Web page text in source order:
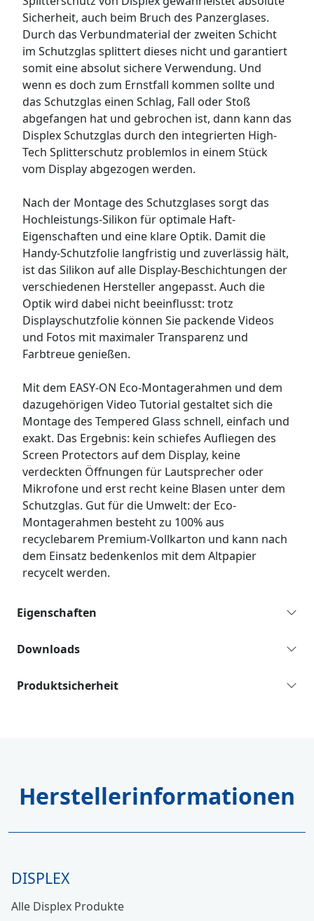
Sicherheit, auch beim Bruch des Panzerglases.
Durch das Verbundmaterial der zweiten Schicht
im Schutzglas splittert dieses nicht und garantiert
somit eine absolut sichere Verwendung. Und
wenn es doch zum Ernstfall kommen sollte und
das Schutzglas einen Schlag, Fall oder Stoß
abgefangen hat und gebrochen ist, dann kann das
Displex Schutzglas durch den integrierten High-
Tech Splitterschutz problemlos in einem Stück
vom Display abgezogen werden.
Nach der Montage des Schutzglases sorgt das
Hochleistungs-Silikon für optimale Haft-
Eigenschaften und eine klare Optik. Damit die
Handy-Schutzfolie langfristig und zuverlässig hält,
ist das Silikon auf alle Display-Beschichtungen der
verschiedenen Hersteller angepasst. Auch die
Optik wird dabei nicht beeinflusst: trotz
Displayschutzfolie können Sie packende Videos
und Fotos mit maximaler Transparenz und
Farbtreue genießen.
Mit dem EASY-ON Eco-Montagerahmen und dem
dazugehörigen Video Tutorial gestaltet sich die
Montage des Tempered Glass schnell, einfach und
exakt. Das Ergebnis: kein schiefes Aufliegen des
Screen Protectors auf dem Display, keine
verdeckten Öffnungen für Lautsprecher oder
Mikrofone und erst recht keine Blasen unter dem
Schutzglas. Gut für die Umwelt: der Eco-
Montagerahmen besteht zu 100% aus
recyclebarem Premium-Vollkarton und kann nach
dem Einsatz bedenkenlos mit dem Altpapier
recycelt werden.
Eigenschaften
Downloads
Produktsicherheit
Herstellerinformationen
DISPLEX
Alle Displex Produkte